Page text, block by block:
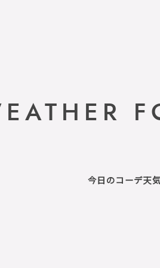
今日のコーデ天